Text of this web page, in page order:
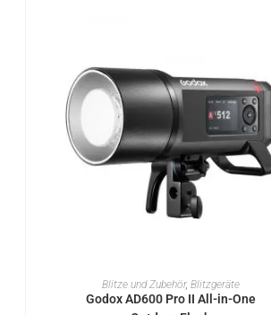
IN DEN WARENKORB
Blitze und Zubehör,Blitzgeräte
Godox AD600 Pro II All-in-One